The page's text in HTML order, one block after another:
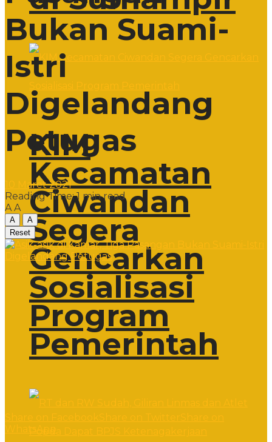
KIM
Kecamatan
Ciwandan
Segera
Gencarkan
Sosialisasi
Program
Pemerintah
Bukan Suami-
Istri
Digelandang
Petugas
10 Maret 2021
Reading Time: 1 min read
A A
A
A
Reset